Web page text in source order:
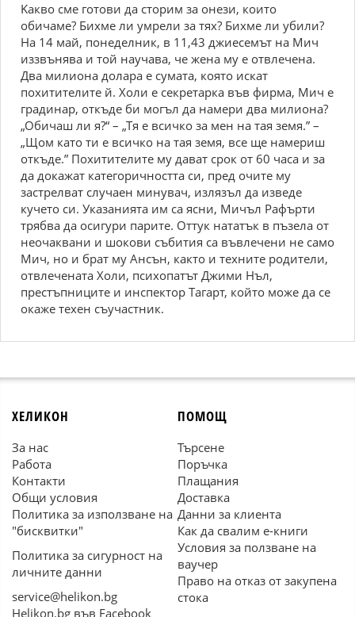
Kакво сме готови да сторим за онези, които
обичаме? Бихме ли умрели за тях? Бихме ли убили?
На 14 май, понеделник, в 11,43 джиесемът на Мич
иззвънява и той научава, че жена му е отвлечена.
Два милиона долара е сумата, която искат
похитителите й. Холи е секретарка във фирма, Мич е
градинар, откъде би могъл да намери два милиона?
„Обичаш ли я?“ – „Тя е всичко за мен на тая земя.” –
„Щом като ти е всичко на тая земя, все ще намериш
откъде.” Похитителите му дават срок от 60 часа и за
да докажат категоричността си, пред очите му
застрелват случаен минувач, излязъл да изведе
кучето си. Указанията им са ясни, Мичъл Рафърти
трябва да осигури парите. Оттук нататък в пъзела от
неочаквани и шокови събития са въвлечени не само
Мич, но и брат му Ансън, както и техните родители,
отвлечената Холи, психопатът Джими Нъл,
престъпниците и инспектор Тагарт, който може да се
окаже техен съучастник.
ХЕЛИКОН
За нас
Работа
Контакти
Общи условия
Политика за използване на
"бисквитки"
Политика за сигурност на
личните данни
service@helikon.bg
Helikon.bg във Facebook
ПОМОЩ
Търсене
Поръчка
Плащания
Доставка
Данни за клиента
Как да свалим е-книги
Условия за ползване на
ваучер
Право на отказ от закупена
стока